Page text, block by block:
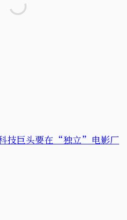
技巨头要在“独立”电影厂